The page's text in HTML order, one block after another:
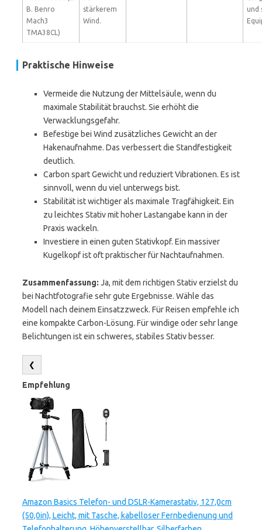
B. Benro
Mach3
TMA38CL)
stärkerem
Wind.
und
Praktische Hinweise
Vermeide die Nutzung der Mittelsäule, wenn du
maximale Stabilität brauchst. Sie erhöht die
Verwacklungsgefahr.
Befestige bei Wind zusätzliches Gewicht an der
Hakenaufnahme. Das verbessert die Standfestigkeit
deutlich.
Carbon spart Gewicht und reduziert Vibrationen. Es ist
sinnvoll, wenn du viel unterwegs bist.
Stabilität ist wichtiger als maximale Tragfähigkeit. Ein
zu leichtes Stativ mit hoher Lastangabe kann in der
Praxis wackeln.
Investiere in einen guten Stativkopf. Ein massiver
Kugelkopf ist oft praktischer für Nachtaufnahmen.
Zusammenfassung: Ja, mit dem richtigen Stativ erzielst du
bei Nachtfotografie sehr gute Ergebnisse. Wähle das
Modell nach deinem Einsatzzweck. Für Reisen empfehle ich
eine kompakte Carbon-Lösung. Für windige oder sehr lange
Belichtungen ist ein schweres, stabiles Stativ besser.
❮
Empfehlung
Amazon Basics Telefon- und DSLR-Kamerastativ, 127,0cm
(50,0in), Leicht, mit Tasche, kabelloser Fernbedienung und